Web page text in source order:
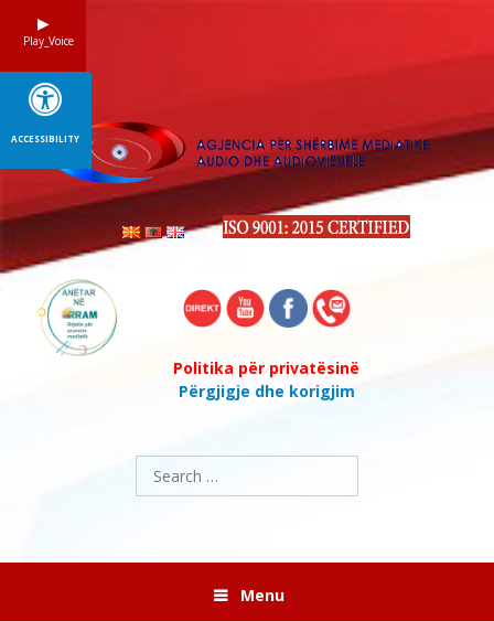
Politika për privatësinë
Përgjigje dhe korigjim
Search
for:
Menu
Play_Voice
ACCESSIBILITY